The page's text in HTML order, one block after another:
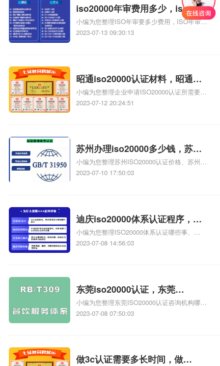
管理体系认证iso20000什么意思相关iso体系认
证知识，详情可查看下方正文！
iso20000年审费用多少，iso年审
费用多少
小编为您整理ISO年审要多少费用，ISO年审要
多少费用价格、iso20000认证年审费用是多少
少费用相关iso体系认证知识，详情可查看下方
正文！
2023-07-13 09:30:13
昭通iso20000认证材料，昭通
iso20000资质认证材料
小编为您整理企业申请ISO20000认证所需要提
供哪些材料、昭通电脑培训学校告诉你xure编
iso体系认证知识，详情可查看下方正文！
2023-07-12 20:24:51
苏州办理iso20000多少钱，苏州
iso20000多少钱
小编为您整理苏州ISO20000认证价格、苏州
ISO20000认证代办、苏州ISO20000认证咨询
2023-07-10 17:50:03
迪庆iso20000体系认证程序，迪
庆iso20000认证程序
小编为您整理ISO20000体系认证哪些事、
iso20000是什么体系来的、ISO20000，
估程序；风险评估程序；相关iso体系认证知
识，详情可查看下方正文！
2023-07-08 14:56:03
东莞iso20000认证，东莞
iso20000认证证书
小编为您整理东莞ISO20000认证咨询机构哪家
好、听说东莞企业申报iso20000是、东莞
SA8000认证价格多少相关iso体系认证知识，
2023-07-08 07:50:03
做3c认证需要多长时间，做